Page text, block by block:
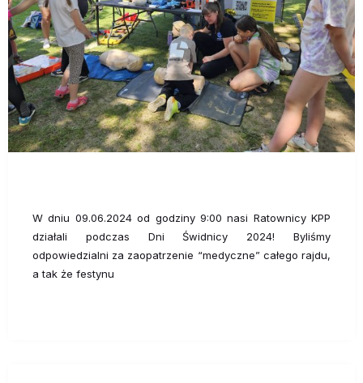
W dniu 09.06.2024 od godziny 9:00 nasi Ratownicy KPP
działali podczas Dni Świdnicy 2024! Byliśmy
odpowiedzialni za zaopatrzenie “medyczne” całego rajdu,
a tak że festynu